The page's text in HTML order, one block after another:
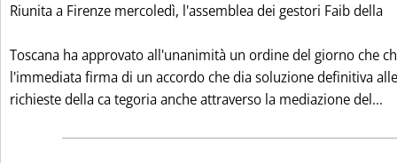
Riunita a Firenze mercoledì, l'assemblea dei gestori Faib della
Toscana ha approvato all'unanimità un ordine del giorno che
l'immediata firma di un accordo che dia soluzione definitiva alle
richieste della ca tegoria anche attraverso la mediazione del...